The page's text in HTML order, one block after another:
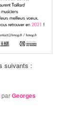
suivants :
parGeorges